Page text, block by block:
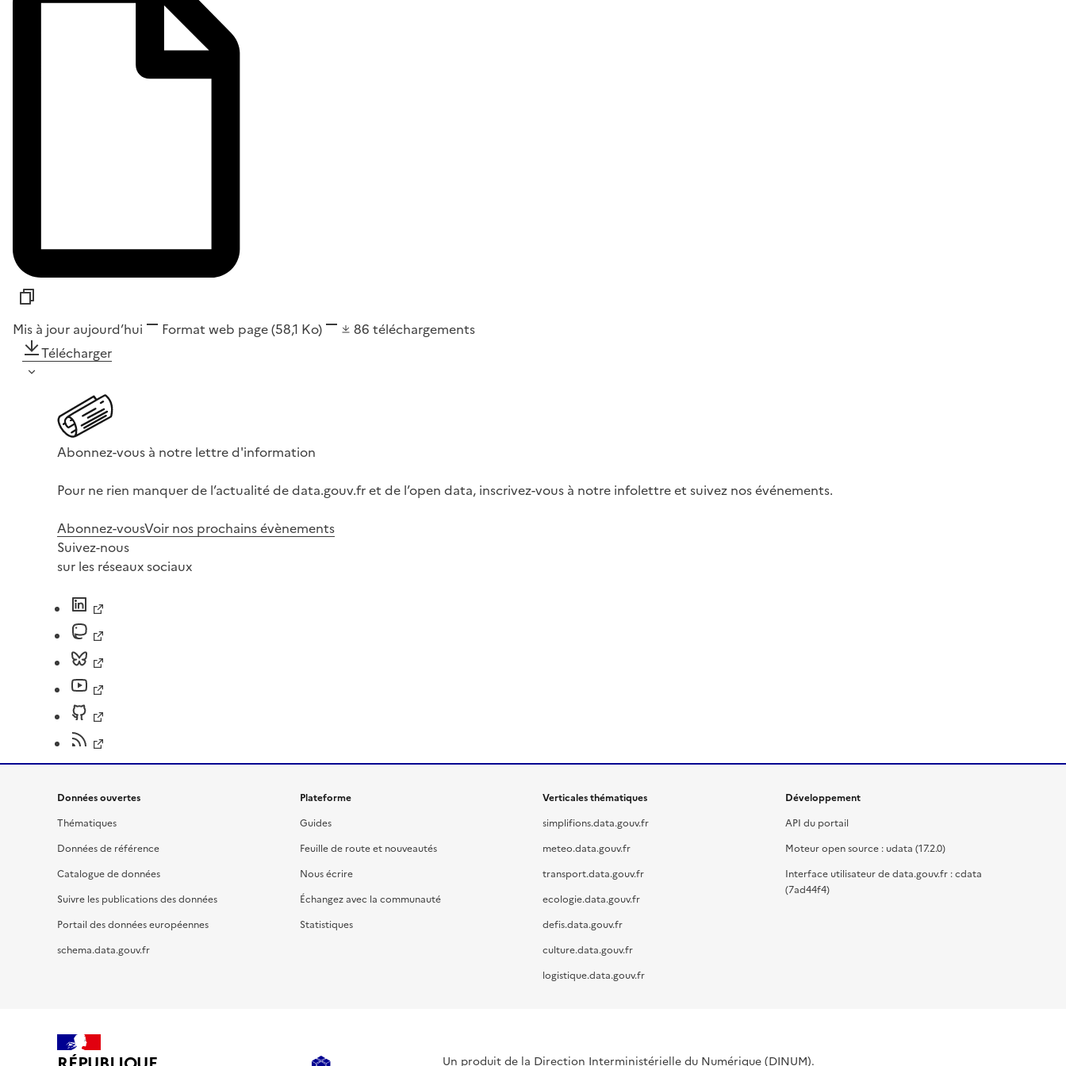
Mis à jour aujourd’hui Format web page(58,1 Ko) 86 téléchargements
Télécharger
Abonnez-vous à notre lettre d'information
Pour ne rien manquer de l’actualité de data.gouv.fr et de l’open data, inscrivez-vous à notre infolettre et suivez nos événements.
Abonnez-vousVoir nos prochains évènements
Suivez-nous
sur les réseaux sociaux
Données ouvertes
Thématiques
Données de référence
Catalogue de données
Suivre les publications des données
Portail des données européennes
schema.data.gouv.fr
Plateforme
Guides
Feuille de route et nouveautés
Nous écrire
Échangez avec la communauté
Statistiques
Verticales thématiques
simplifions.data.gouv.fr
meteo.data.gouv.fr
transport.data.gouv.fr
ecologie.data.gouv.fr
defis.data.gouv.fr
culture.data.gouv.fr
logistique.data.gouv.fr
Développement
API du portail
Moteur open source : udata (17.2.0)
Interface utilisateur de data.gouv.fr : cdata
(7ad44f4)
Un produit de la Direction Interministérielle du Numérique (DINUM).